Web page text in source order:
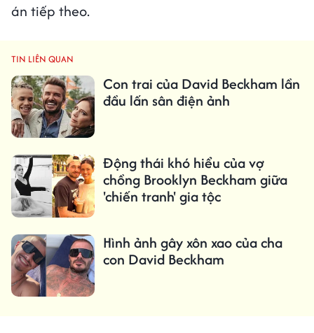
án tiếp theo.
TIN LIÊN QUAN
Con trai của David Beckham lần
đầu lấn sân điện ảnh
Động thái khó hiểu của vợ
chồng Brooklyn Beckham giữa
'chiến tranh' gia tộc
Hình ảnh gây xôn xao của cha
con David Beckham